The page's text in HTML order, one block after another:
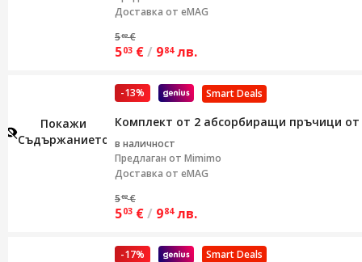
Доставка от eMAG
582 €
503 €/ 984 лв.
Покажи
Съдържанието
Smart Deals
-13%
Комплект от 2 абсорбиращи пръчици
в наличност
Предлаган от Mimimo
Доставка от eMAG
582 €
503 €/ 984 лв.
Smart Deals
-17%